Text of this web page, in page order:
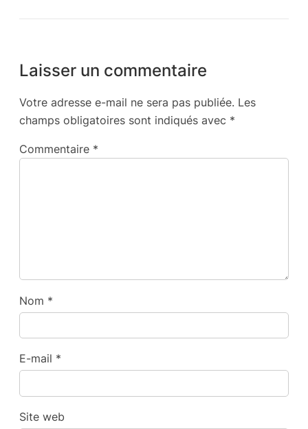
Laisser un commentaire
Votre adresse e-mail ne sera pas publiée. Les
champs obligatoires sont indiqués avec *
Commentaire *
Nom *
E-mail *
Site web